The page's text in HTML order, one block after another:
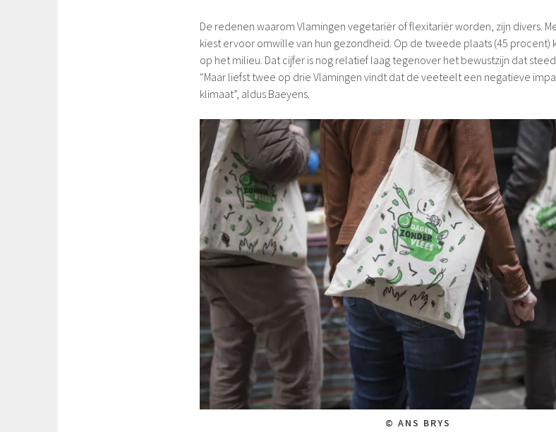
De redenen waarom Vlamingen vegetariër of flexitariër worden, zijn divers.
kiest ervoor omwille van hun gezondheid. Op de tweede plaats (45 procent)
op het milieu. Dat cijfer is nog relatief laag tegenover het bewustzijn dat
“Maar liefst twee op drie Vlamingen vindt dat de veeteelt een negatieve
klimaat”, aldus Baeyens.
© ANS BRYS